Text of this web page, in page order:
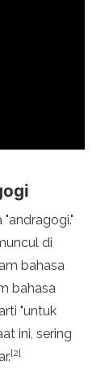
di
bahasa
bahasa
"untuk
ini, sering
[2]